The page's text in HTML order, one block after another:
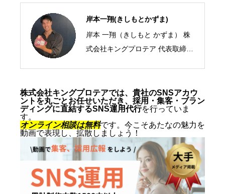
岸本一翔(きしもとかずま)
岸本 一翔（きしもと かずま） 株
式会社キングプロテア 代表取締役
市生まれ。10代からSNSマーケテ
ィングの最前線に立ち、ショート
動画を軸にした集客・ブランディ
ングを専門とする。SNS運用代行
およびショート動画制作では累計
1,500本以上を手がけ、再生され
る動画の型と、フォロワーを「指
名・来店・売上」へ変える設計に
株式会社キングプロテアでは、貴社のSNSアカウ
ントを丸ごとお任せいただき、採用・集客・ブラン
ディングに直結するSNS運用代行を行っていま
す。
オンライン相談は無料です。今こそあたなの魅力を
動画で表現し、拡散しましょう！